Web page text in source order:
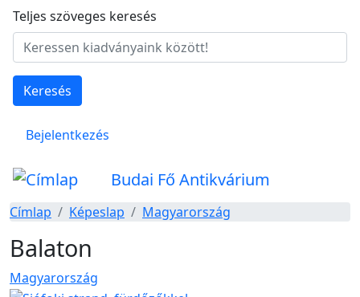
Ugrás a tartalomra
Teljes szöveges keresés
Keresés
Felhasználói fiók menüje
Bejelentkezés
Budai Fő Antikvárium
Címlap Képeslap Magyarország
Balaton
Magyarország